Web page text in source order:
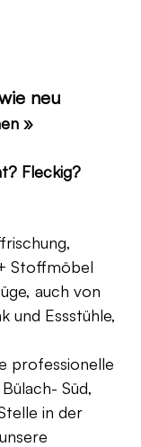
neu
»
Fleckig?
Stoffmöbel
auch von
und Essstühle,
professionelle
Süd,
in der